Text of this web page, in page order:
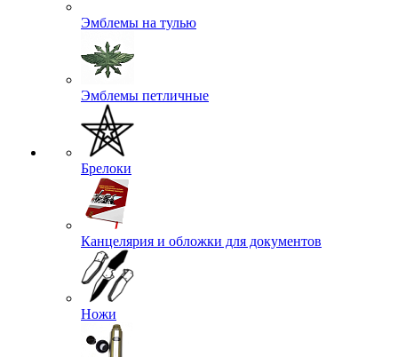
Эмблемы на тулью
Эмблемы петличные
Брелоки
Канцелярия и обложки для документов
Ножи